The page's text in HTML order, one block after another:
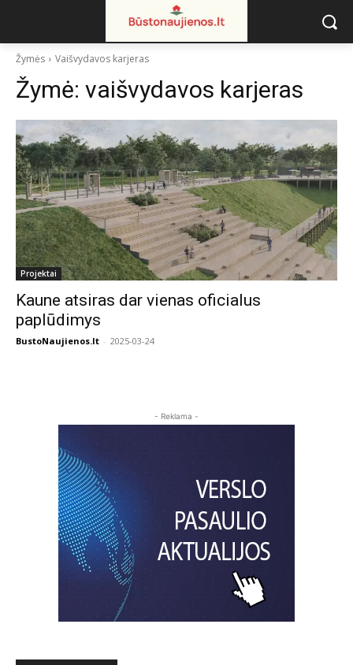
Žymės Vaišvydavos karjeras
Žymė: vaišvydavos karjeras
Projektai
Kaune atsiras dar vienas oficialus
paplūdimys
BustoNaujienos.lt - 2025-03-24
- Reklama -